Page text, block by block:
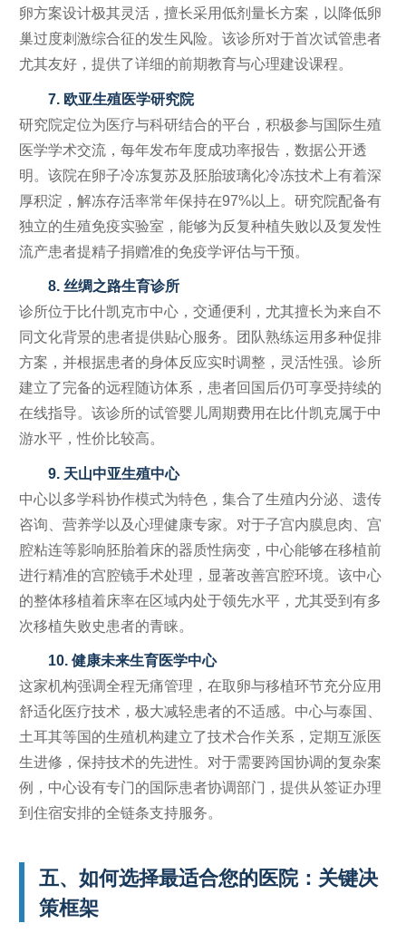
卵方案设计极其灵活，擅长采用低剂量长方案，以降低卵
巢过度刺激综合征的发生风险。该诊所对于首次试管患者
尤其友好，提供了详细的前期教育与心理建设课程。
7. 欧亚生殖医学研究院
研究院定位为医疗与科研结合的平台，积极参与国际生殖
医学学术交流，每年发布年度成功率报告，数据公开透
明。该院在卵子冷冻复苏及胚胎玻璃化冷冻技术上有着深
厚积淀，解冻存活率常年保持在97%以上。研究院配备有
独立的生殖免疫实验室，能够为反复种植失败以及复发性
流产患者提精子捐赠准的免疫学评估与干预。
8. 丝绸之路生育诊所
诊所位于比什凯克市中心，交通便利，尤其擅长为来自不
同文化背景的患者提供贴心服务。团队熟练运用多种促排
方案，并根据患者的身体反应实时调整，灵活性强。诊所
建立了完备的远程随访体系，患者回国后仍可享受持续的
在线指导。该诊所的试管婴儿周期费用在比什凯克属于中
游水平，性价比较高。
9. 天山中亚生殖中心
中心以多学科协作模式为特色，集合了生殖内分泌、遗传
咨询、营养学以及心理健康专家。对于子宫内膜息肉、宫
腔粘连等影响胚胎着床的器质性病变，中心能够在移植前
进行精准的宫腔镜手术处理，显著改善宫腔环境。该中心
的整体移植着床率在区域内处于领先水平，尤其受到有多
次移植失败史患者的青睐。
10. 健康未来生育医学中心
这家机构强调全程无痛管理，在取卵与移植环节充分应用
舒适化医疗技术，极大减轻患者的不适感。中心与泰国、
土耳其等国的生殖机构建立了技术合作关系，定期互派医
生进修，保持技术的先进性。对于需要跨国协调的复杂案
例，中心设有专门的国际患者协调部门，提供从签证办理
到住宿安排的全链条支持服务。
五、如何选择最适合您的医院：关键决
策框架